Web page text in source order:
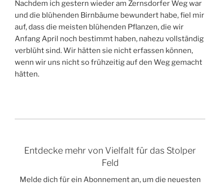
Nachdem ich gestern wieder am Zernsdorfer Weg war
und die blühenden Birnbäume bewundert habe, fiel mir
auf, dass die meisten blühenden Pflanzen, die wir
Anfang April noch bestimmt haben, nahezu vollständig
verblüht sind. Wir hätten sie nicht erfassen können,
wenn wir uns nicht so frühzeitig auf den Weg gemacht
hätten.
Entdecke mehr von Vielfalt für das Stolper
Feld
Melde dich für ein Abonnement an, um die neuesten